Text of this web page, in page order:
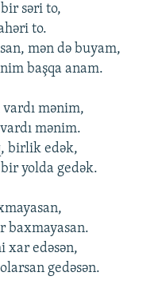
səri to,
to.
mən də buyam,
başqa anam.
mənim,
mənim.
birlik edək,
yolda gedək.
baхmayasan.
хar edəsən,
gedəsən.